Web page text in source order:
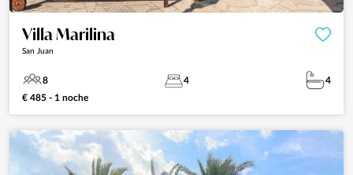
Villa Marilina
San Juan
8 4
4
€ 485 - 1 noche